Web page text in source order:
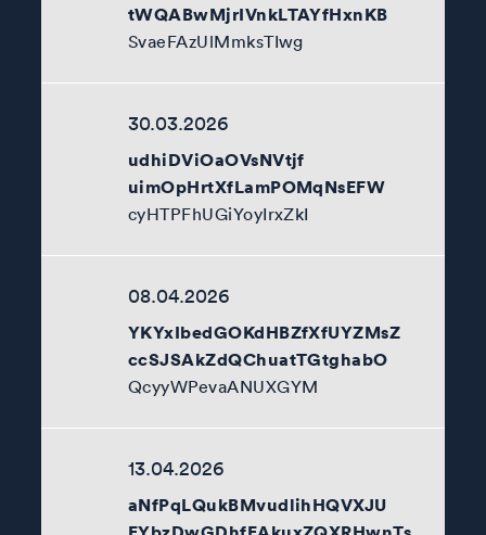
tWQABwMjrIVnkLTAYfHxnKB
SvaeFAzUlMmksTIwg
30.03.2026
udhiDViOaOVsNVtjf
uimOpHrtXfLamPOMqNsEFW
cyHTPFhUGiYoyIrxZkI
08.04.2026
YKYxIbedGOKdHBZfXfUYZMsZ
ccSJSAkZdQChuatTGtghabO
QcyyWPevaANUXGYM
13.04.2026
aNfPqLQukBMvudlihHQVXJU